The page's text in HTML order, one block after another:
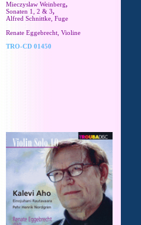
Mieczyslaw Weinberg,
Sonaten 1, 2 & 3,
Alfred Schnittke, Fuge
Renate Eggebrecht, Violine
TRO-CD 01450